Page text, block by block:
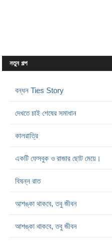
নতুন গল্প
বন্ধন Ties Story
দেখতে চাই শেষের সমাধান
কালরাত্রি
একটি ফেসবুক ও রাজার ছোট মেয়ে।
বিষন্ন রাত
আশঙ্কা থাকবে, তবু জীবন
আশঙ্কা থাকবে, তবু জীবন